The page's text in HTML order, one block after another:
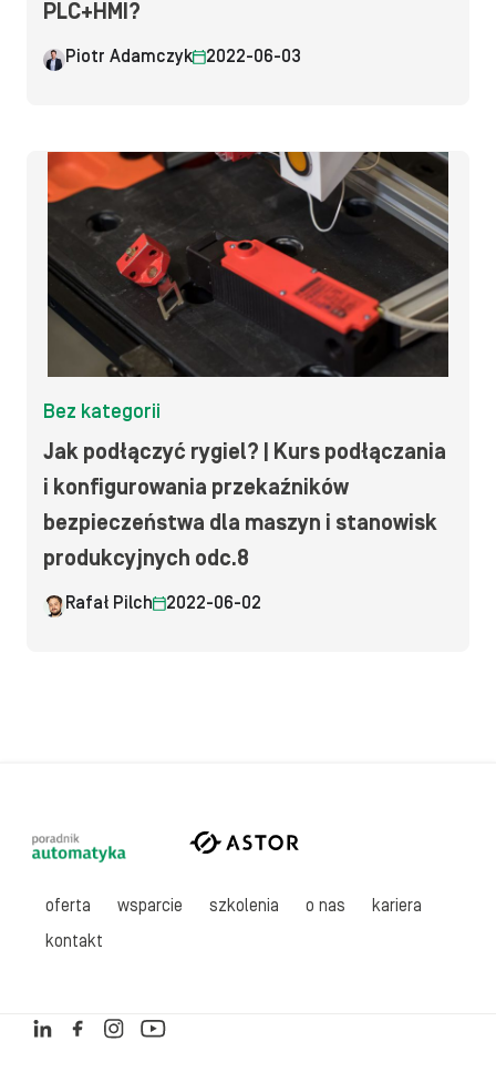
PLC+HMI?
Piotr Adamczyk 2022-06-03
Bez kategorii
Jak podłączyć rygiel? | Kurs podłączania
i konfigurowania przekaźników
bezpieczeństwa dla maszyn i stanowisk
produkcyjnych odc.8
Rafał Pilch 2022-06-02
oferta wsparcie szkolenia o nas
kariera
kontakt